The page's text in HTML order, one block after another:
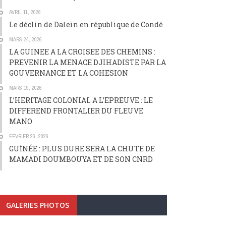
AVRIL 11, 2026
Le déclin de Dalein en république de Condé
MARS 24, 2026
LA GUINEE A LA CROISEE DES CHEMINS :
PREVENIR LA MENACE DJIHADISTE PAR LA
GOUVERNANCE ET LA COHESION
MARS 19, 2026
L’HERITAGE COLONIAL A L’EPREUVE : LE
DIFFEREND FRONTALIER DU FLEUVE
MANO
FÉVRIER 26, 2026
GUİNÉE : PLUS DURE SERA LA CHUTE DE
MAMADI DOUMBOUYA ET DE SON CNRD
GALERIES PHOTOS